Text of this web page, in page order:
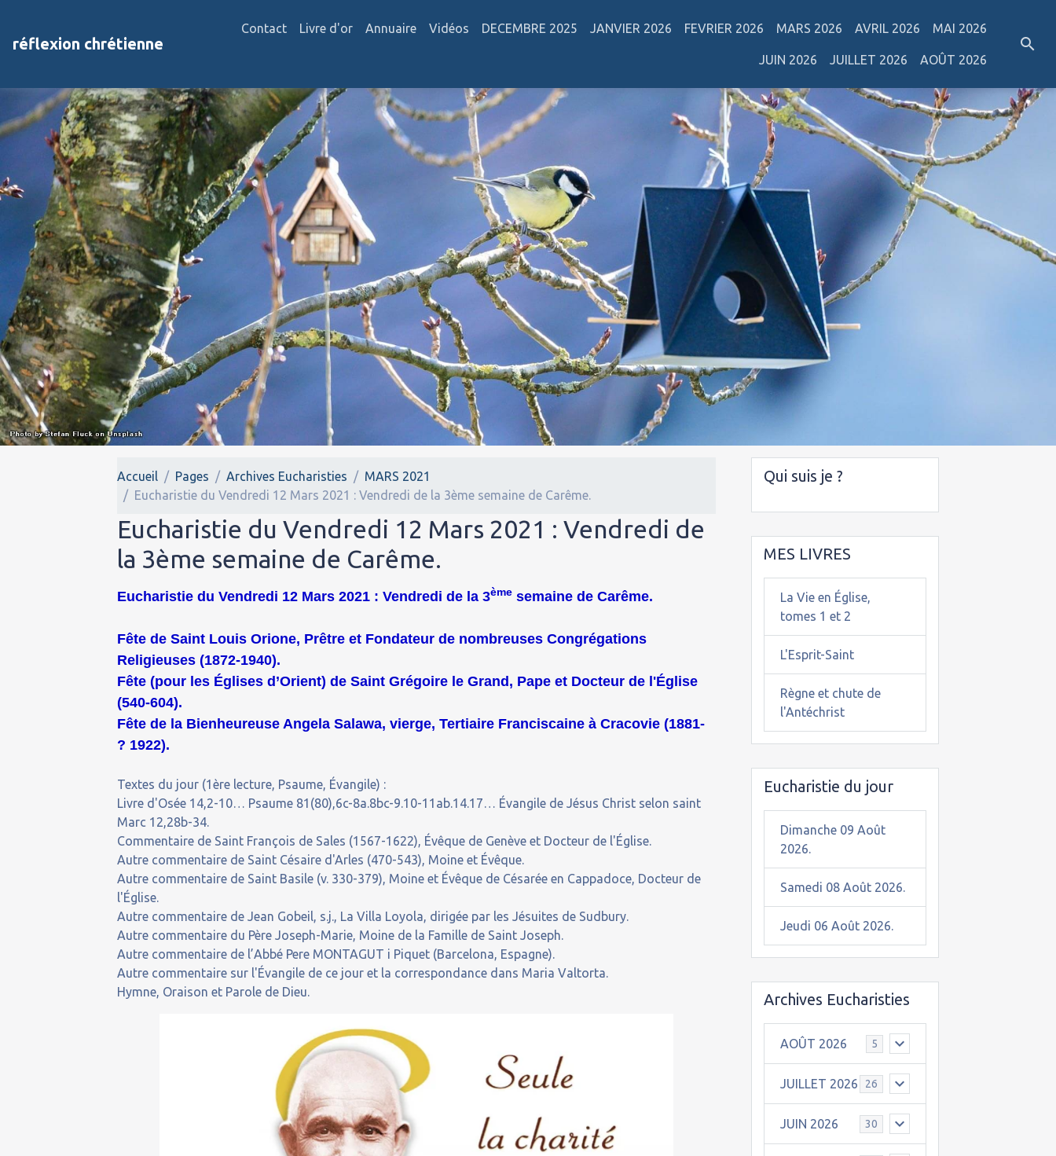
réflexion chrétienne
Contact Livre d'or Annuaire Vidéos DECEMBRE 2025 JANVIER 2026 FEVRIER 2026 MARS 2026 AVRIL 2026 MAI 2026
JUIN 2026 JUILLET 2026 AOÛT 2026
Accueil Pages Archives Eucharisties
MARS 2021
Eucharistie du Vendredi 12 Mars 2021 : Vendredi de la 3ème semaine de Carême.
Eucharistie du Vendredi 12 Mars 2021 : Vendredi de
la 3ème semaine de Carême.
Eucharistie du Vendredi 12 Mars 2021 : Vendredi de la 3ème semaine de Carême.
Fête de Saint Louis Orione, Prêtre et Fondateur de nombreuses Congrégations
Religieuses (1872-1940).
Fête (pour les Églises d’Orient) de Saint Grégoire le Grand, Pape et Docteur de l'Église
(540-604).
Fête de la Bienheureuse Angela Salawa, vierge, Tertiaire Franciscaine à Cracovie (1881-
? 1922).
Textes du jour (1ère lecture, Psaume, Évangile) :
Livre d'Osée 14,2-10… Psaume 81(80),6c-8a.8bc-9.10-11ab.14.17… Évangile de Jésus Christ selon saint
Marc 12,28b-34.
Commentaire de Saint François de Sales (1567-1622), Évêque de Genève et Docteur de l'Église.
Autre commentaire de Saint Césaire d'Arles (470-543), Moine et Évêque.
Autre commentaire de Saint Basile (v. 330-379), Moine et Évêque de Césarée en Cappadoce, Docteur de
l'Église.
Autre commentaire de Jean Gobeil, s.j., La Villa Loyola, dirigée par les Jésuites de Sudbury.
Autre commentaire du Père Joseph-Marie, Moine de la Famille de Saint Joseph.
Autre commentaire de l’Abbé Pere MONTAGUT i Piquet (Barcelona, Espagne).
Autre commentaire sur l'Évangile de ce jour et la correspondance dans Maria Valtorta.
Hymne, Oraison et Parole de Dieu.
Qui suis je ?
MES LIVRES
La Vie en Église,
tomes 1 et 2
L'Esprit-Saint
Règne et chute de
l'Antéchrist
Eucharistie du jour
Dimanche 09 Août
2026.
Samedi 08 Août 2026.
Jeudi 06 Août 2026.
Archives Eucharisties
AOÛT 2026 5
JUILLET 2026 26
JUIN 2026 30